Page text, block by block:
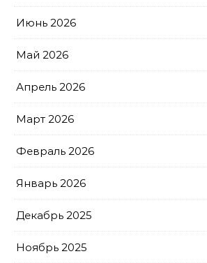
Июнь 2026
Май 2026
Апрель 2026
Март 2026
Февраль 2026
Январь 2026
Декабрь 2025
Ноябрь 2025